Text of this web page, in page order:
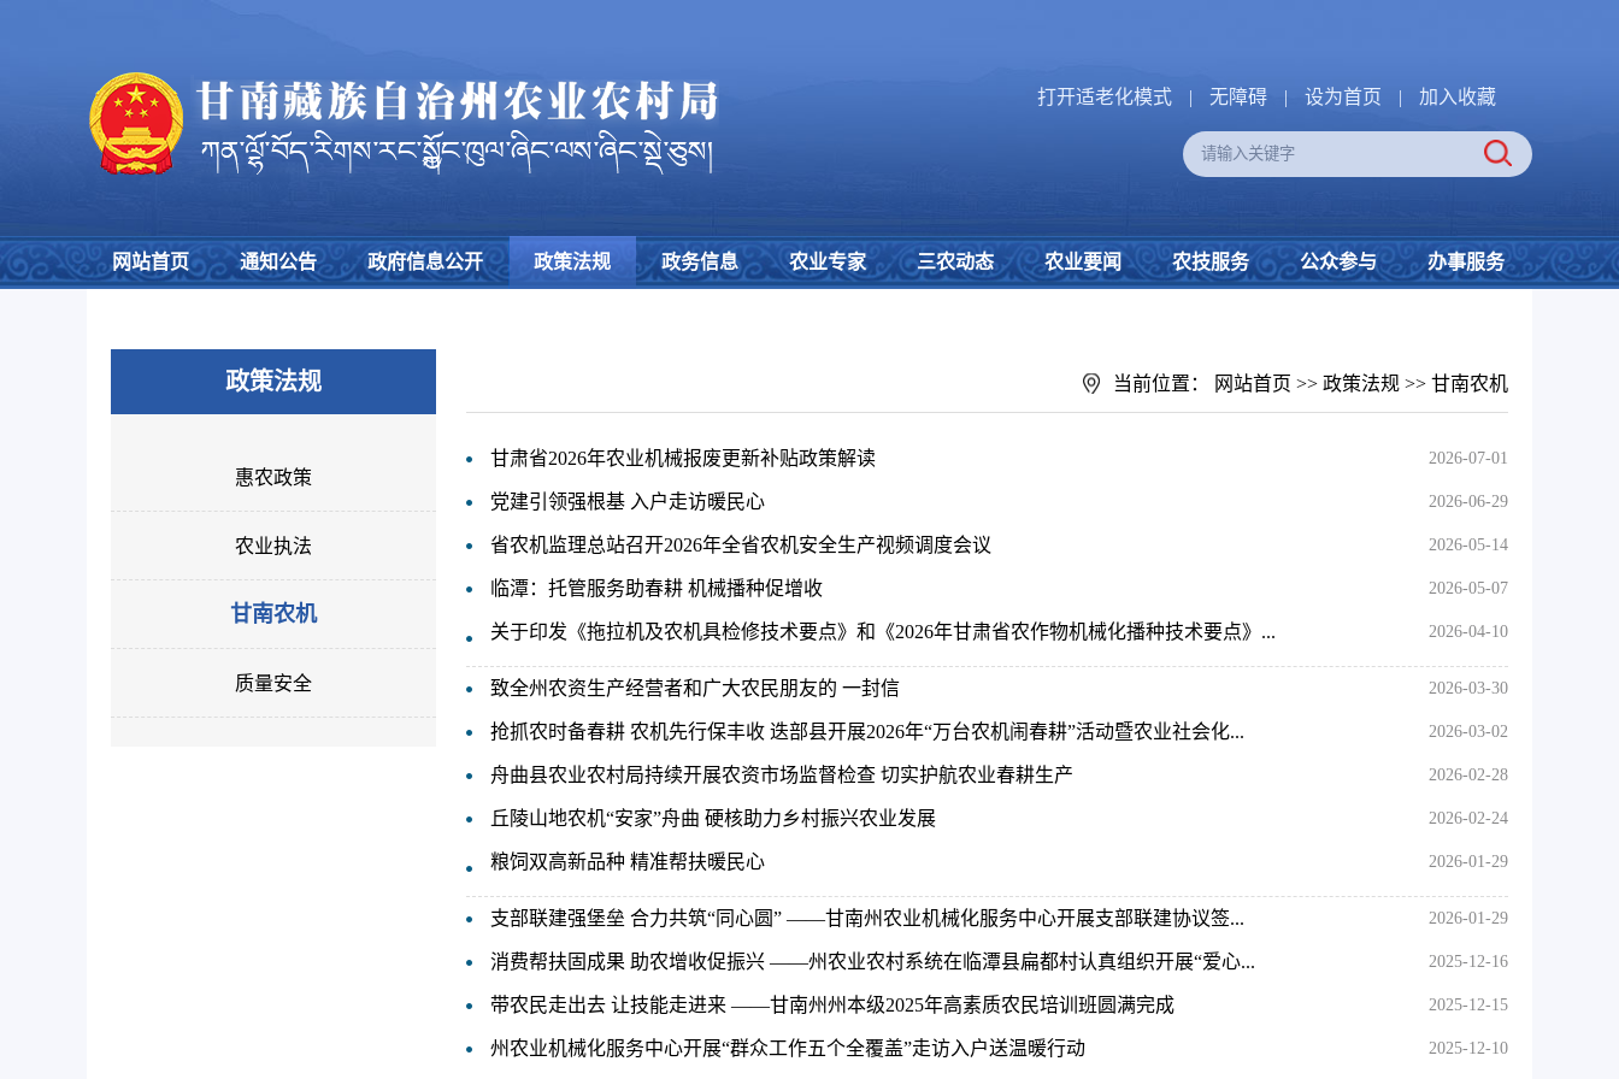
打开适老化模式 | 无障碍 | 设为首页 | 加入收藏
网站首页 通知公告 政府信息公开 政策法规 政务信息 农业专家 三农动态 农业要闻 农技服务 公众参与 办事服务
政策法规
惠农政策
农业执法
甘南农机
质量安全
当前位置： 网站首页 >> 政策法规 >> 甘南农机
甘肃省2026年农业机械报废更新补贴政策解读 2026-07-01
党建引领强根基 入户走访暖民心 2026-06-29
省农机监理总站召开2026年全省农机安全生产视频调度会议 2026-05-14
临潭：托管服务助春耕 机械播种促增收 2026-05-07
关于印发《拖拉机及农机具检修技术要点》和《2026年甘肃省农作物机械化播种技术要点》... 2026-04-10
致全州农资生产经营者和广大农民朋友的 一封信 2026-03-30
抢抓农时备春耕 农机先行保丰收 迭部县开展2026年“万台农机闹春耕”活动暨农业社会化... 2026-03-02
舟曲县农业农村局持续开展农资市场监督检查 切实护航农业春耕生产 2026-02-28
丘陵山地农机“安家”舟曲 硬核助力乡村振兴农业发展 2026-02-24
粮饲双高新品种 精准帮扶暖民心 2026-01-29
支部联建强堡垒 合力共筑“同心圆” ——甘南州农业机械化服务中心开展支部联建协议签... 2026-01-29
消费帮扶固成果 助农增收促振兴 ——州农业农村系统在临潭县扁都村认真组织开展“爱心... 2025-12-16
带农民走出去 让技能走进来 ——甘南州州本级2025年高素质农民培训班圆满完成 2025-12-15
州农业机械化服务中心开展“群众工作五个全覆盖”走访入户送温暖行动 2025-12-10